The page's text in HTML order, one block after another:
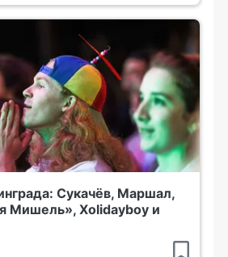
Сукачёв, Маршал,
Мишель», Xolidayboy и